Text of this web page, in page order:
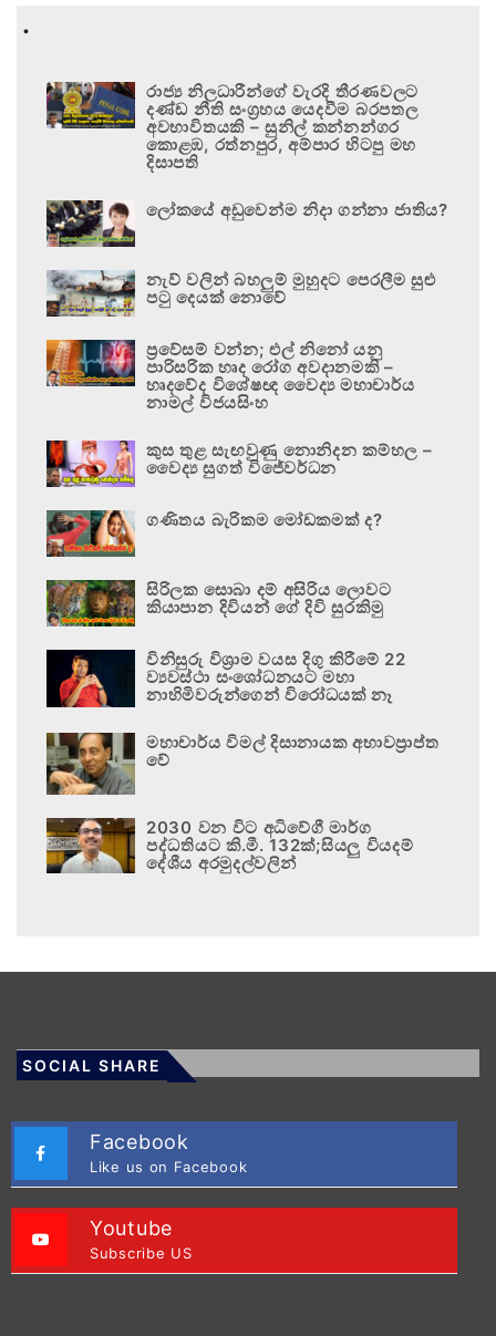
.
රාජ්‍ය නිලධාරීන්ගේ වැරදි තීරණවලට
දණ්ඩ නීති සංග්‍රහය යෙදවීම බරපතල
අවභාවිතයකි – සුනිල් කන්නන්ගර
කොළඹ, රත්නපුර, අම්පාර හිටපු මහ
දිසාපති
ලෝකයේ අඩුවෙන්ම නිදා ගන්නා ජාතිය?
නැව් වලින් බහලුම් මුහුදට පෙරලීම සුළු
පටු දෙයක් නොවේ
ප්‍රවේසම් වන්න; එල් නිනෝ යනු
පාරිසරික හෘද රෝග අවදානමකි –
හෘදවේද විශේෂඥ වෛද්‍ය මහාචාර්ය
නාමල් විජයසිංහ
කුස තුළ සැඟවුණු නොනිදන කම්හල –
වෛද්‍ය සුගත් විජේවර්ධන
ගණිතය බැරිකම මෝඩකමක් ද?
සිරිලක සොබා දම් අසිරිය ලොවට
කියාපාන දිවියන් ගේ දිවි සුරකිමු
විනිසුරු විශ්‍රාම වයස දිගු කිරීමේ 22
ව්‍යවස්ථා සංශෝධනයට මහා
නාහිමිවරුන්ගෙන් විරෝධයක් නෑ
මහාචාර්ය විමල් දිසානායක අභාවප්‍රාප්ත
වේ
2030 වන විට අධිවේගී මාර්ග
පද්ධතියට කි.මී. 132ක්;සියලු වියදම්
දේශීය අරමුදල්වලින්
SOCIAL SHARE
Facebook
Like us on Facebook
Youtube
Subscribe US